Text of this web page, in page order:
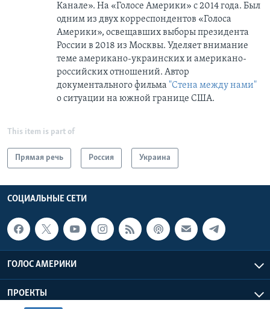
Канале». На «Голосе Америки» с 2014 года. Был
одним из двух корреспондентов «Голоса
Америки», освещавших выборы президента
России в 2018 из Москвы. Уделяет внимание
теме американо-украинских и американо-
российских отношений. Автор
документального фильма "Стена между нами"
о ситуации на южной границе США.
This item is part of
Прямая речь Россия Украина
СОЦИАЛЬНЫЕ СЕТИ
ГОЛОС АМЕРИКИ
ПРОЕКТЫ